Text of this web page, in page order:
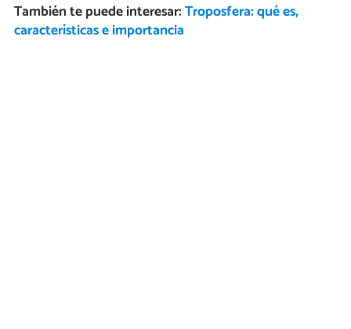
También te puede interesar:Troposfera: qué es,
características e importancia